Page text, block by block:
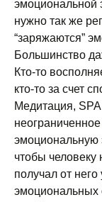
эмоциональной
нужно так же
“заряжаются”
Большинство
Кто-то
кто-то за счет
Медитация,
эмоциональную
чтобы человеку
получал от
эмоциональных